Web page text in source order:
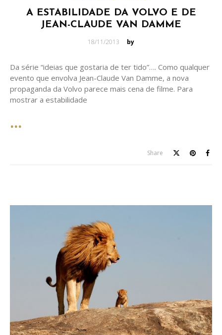
A ESTABILIDADE DA VOLVO E DE
JEAN-CLAUDE VAN DAMME
Posted
18/11/2013 by
Da série “ideias que gostaria de ter tido”…. Como qualquer
evento que envolva Jean-Claude Van Damme, a nova
propaganda da Volvo parece mais cena de filme. Para
mostrar a estabilidade
Share